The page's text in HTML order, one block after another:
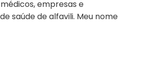
empresas e
saúde de alfavili. Meu nome